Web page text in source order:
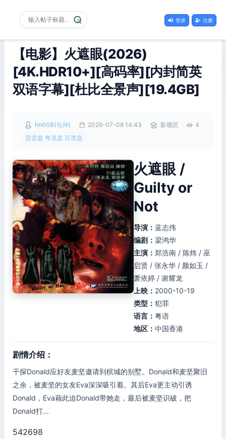
登录 注册
【电影】火遮眼(2026)
[4K.HDR10+][高码率][内封简英
双语字幕][杜比全景声][19.4GB]
hh008(化神) 2026-07-08 14:43 影视区
4
迅雷盘 夸克盘 百度盘
火遮眼 /
Guilty or
Not
导演： 蓝志伟
编剧： 梁鸿华
主演： 郑浩南 / 陈炜 / 巫
启贤 / 张永华 / 颜如玉 /
萧依婷 / 谢耀龙
上映： 2000-10-19
类型： 犯罪
语言： 粤语
地区： 中国香港
剧情介绍：
干探Donald应好友麦坚邀请到槟城的别墅。Donald和麦坚聚旧
之余，被麦坚的女友Eva深深吸引着。其后Eva更主动引诱
Donald，Eva藉此迫Donald带她走，最后被麦坚识破，把
Donald打...
542698